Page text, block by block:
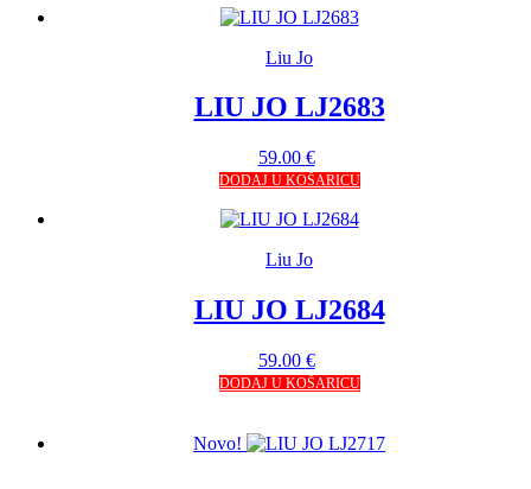
Liu Jo
LIU JO LJ2683
59.00 €
DODAJ U KOŠARICU
Liu Jo
LIU JO LJ2684
59.00 €
DODAJ U KOŠARICU
Novo!